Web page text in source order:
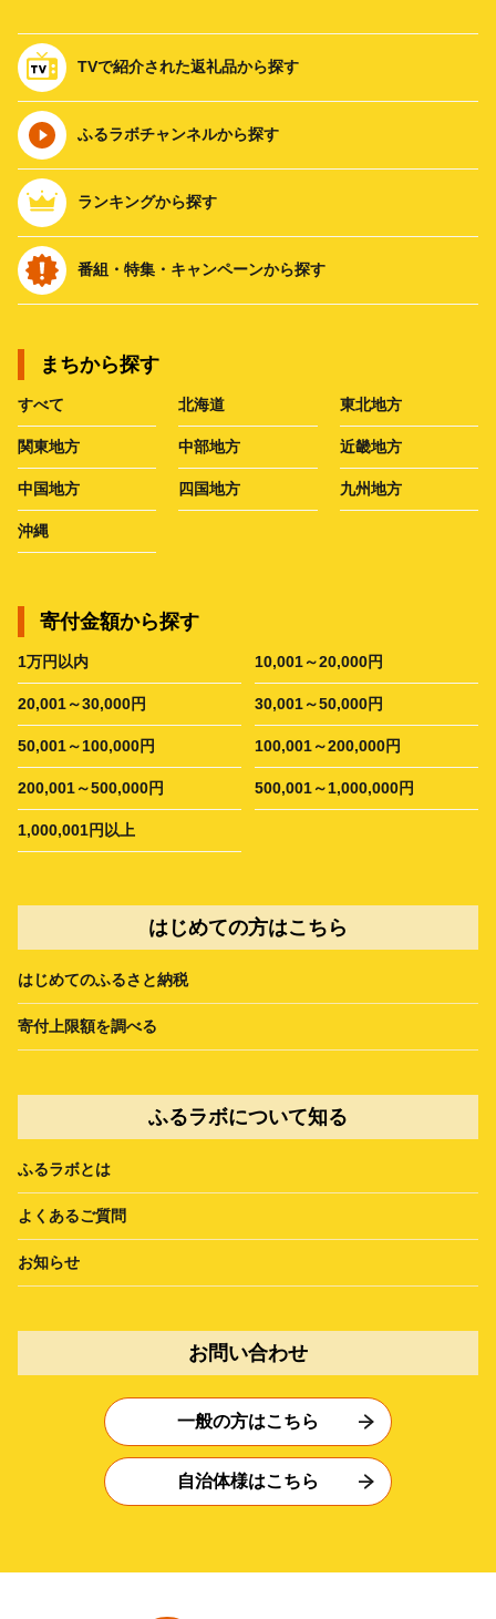
TVで紹介された返礼品から探す
ふるラボチャンネルから探す
ランキングから探す
番組・特集・キャンペーンから探す
まちから探す
すべて 北海道 東北地方
関東地方 中部地方 近畿地方
中国地方 四国地方 九州地方
沖縄
寄付金額から探す
1万円以内 10,001～20,000円
20,001～30,000円 30,001～50,000円
50,001～100,000円 100,001～200,000円
200,001～500,000円 500,001～1,000,000円
1,000,001円以上
はじめての方はこちら
はじめてのふるさと納税
寄付上限額を調べる
ふるラボについて知る
ふるラボとは
よくあるご質問
お知らせ
お問い合わせ
一般の方はこちら
自治体様はこちら